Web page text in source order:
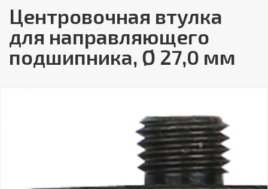
Центровочная втулка
для направляющего
подшипника, Ø 27,0 мм